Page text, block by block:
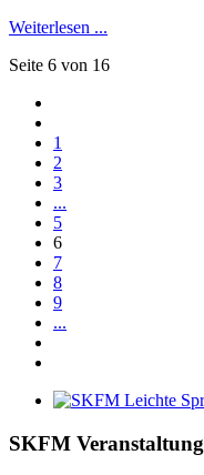
Weiterlesen ...
Seite 6 von 16
1
2
3
...
5
6
7
8
9
...
SKFM